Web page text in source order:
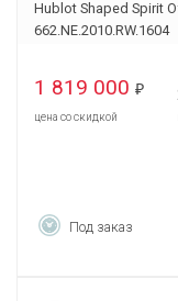
Hublot Shaped Spirit
662.NE.2010.RW.1604
1 819 000 ₽
цена со скидкой
Под заказ